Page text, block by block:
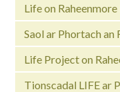
Life on
Saol ar Phortach
Life Project on
Tionscadal LIFE ar